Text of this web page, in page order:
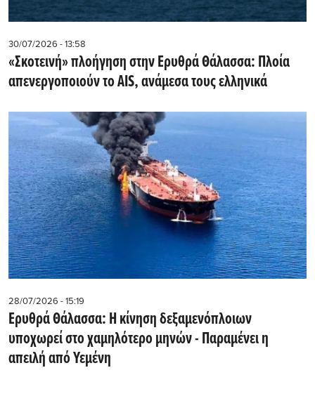
30/07/2026 - 13:58
«Σκοτεινή» πλοήγηση στην Ερυθρά Θάλασσα: Πλοία
απενεργοποιούν το AIS, ανάμεσα τους ελληνικά
28/07/2026 - 15:19
Ερυθρά Θάλασσα: Η κίνηση δεξαμενόπλοιων
υποχωρεί στο χαμηλότερο μηνών - Παραμένει η
απειλή από Υεμένη